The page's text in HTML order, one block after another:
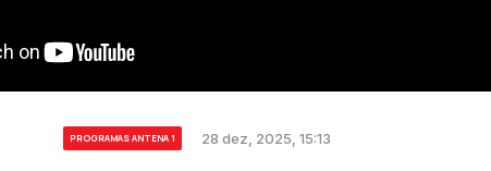
PROGRAMAS ANTENA 1 28 dez, 2025, 15:13